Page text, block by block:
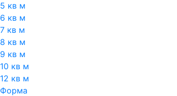
5 кв м
6 кв м
7 кв м
8 кв м
9 кв м
10 кв м
12 кв м
Форма